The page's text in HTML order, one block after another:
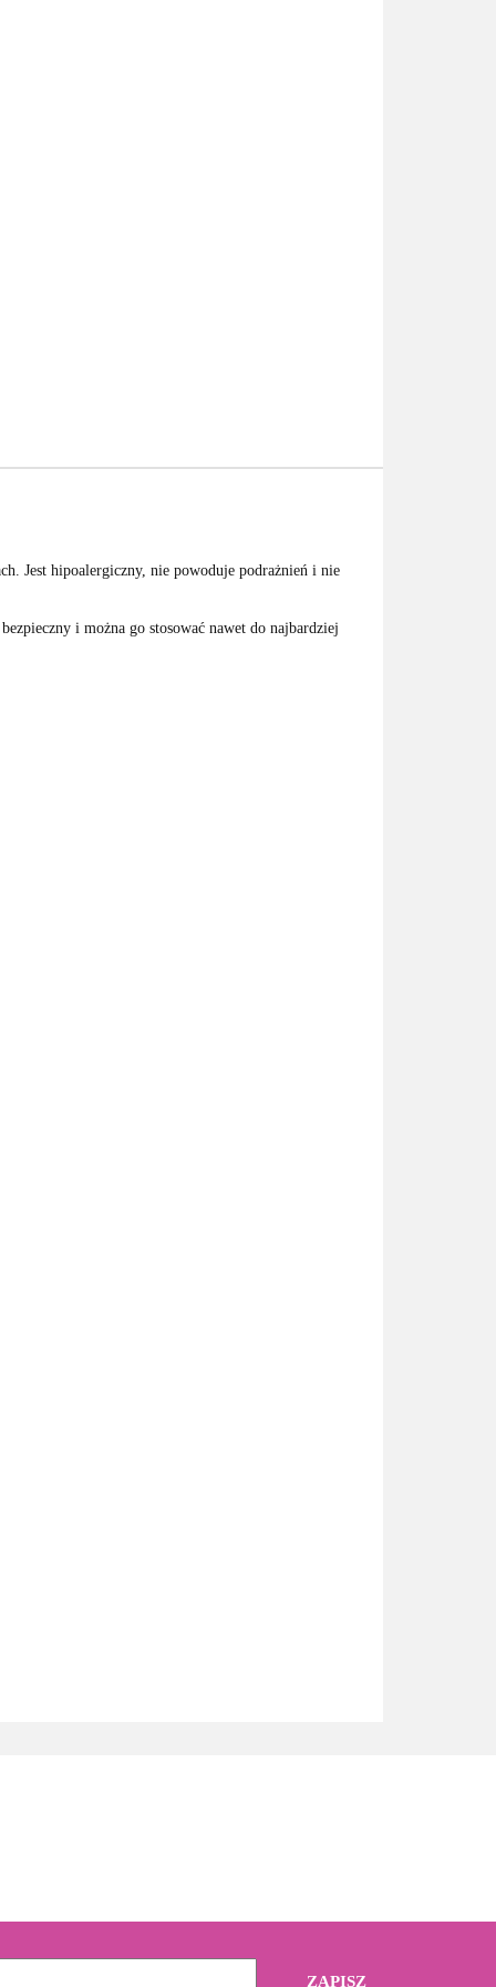
Jest hipoalergiczny, nie powoduje podrażnień i nie
i można go stosować nawet do najbardziej